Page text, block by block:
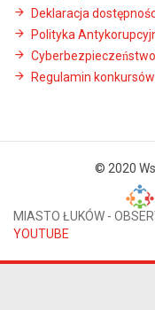
Deklaracja
Polityka
Cyberbezpieczeństwo
Regulamin
© 2020
MIASTO ŁUKÓW -
YOUTUBE